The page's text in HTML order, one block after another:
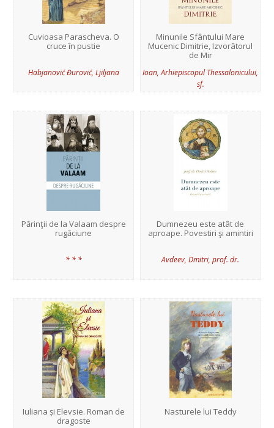
Cuvioasa Parascheva. O
cruce în pustie
Habjanović Đurović, Ljiljana
Minunile Sfântului Mare
Mucenic Dimitrie, Izvorâtorul
de Mir
Ioan, Arhiepiscopul Thessalonicului,
sf.
Părinţii de la Valaam despre
rugăciune
* * *
Dumnezeu este atât de
aproape. Povestiri şi amintiri
Avdeev, Dmitri, prof. dr.
Iuliana și Elevsie. Roman de
dragoste
Nasturele lui Teddy